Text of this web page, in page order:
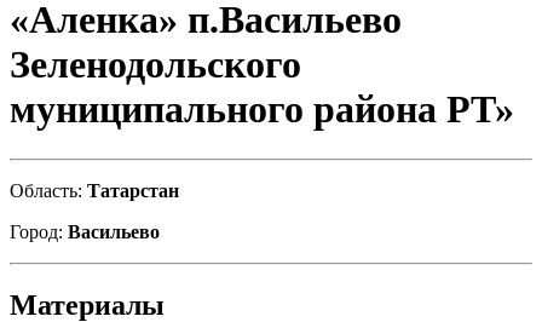
«Аленка» п.Васильево
Зеленодольского
муниципального района РТ»
Область: Татарстан
Город: Васильево
Материалы